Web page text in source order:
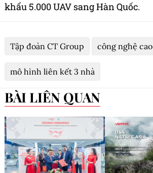
khẩu 5.000 UAV sang Hàn Quốc.
Tập đoàn CT Group công nghệ cao
mô hình liên kết 3 nhà
BÀI LIÊN QUAN